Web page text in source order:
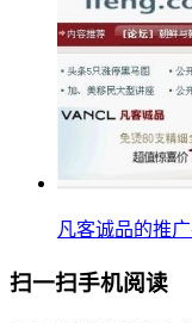
凡客诚品的推
扫一扫手机阅读